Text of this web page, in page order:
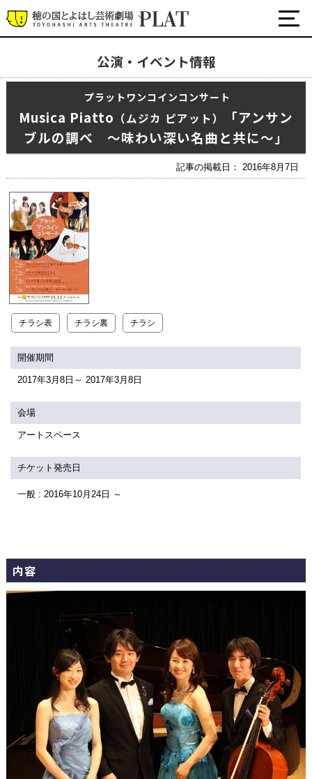
公式SNS
アクセシビリティ/
サービス
プラットニュース
公演・イベント情報
プラットワンコインコンサート
Musica Piatto （ムジカ ピアット）
「アンサン
ブルの調べ 〜味わい深い名曲と共に〜」
記事の掲載日： 2016年8月7日
チラシ表 チラシ裏 チラシ
開催期間
2017年3月8日～ 2017年3月8日
会場
アートスペース
チケット発売日
一般 : 2016年10月24日 ～
内容
最新の公演・イベント情報
演劇・ダンス・音楽など
ワークショップ・講座
プラットについて
チケット・座席表・鑑賞サポートなど
施設の利用について
サポート
関連団体・施設